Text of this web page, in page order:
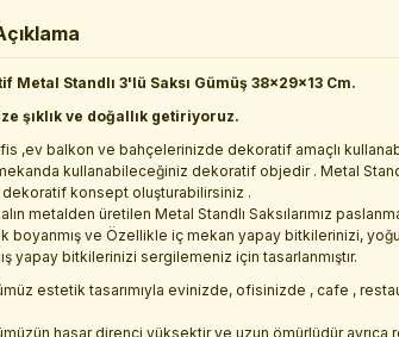
Metal Standlı 3'lü Saksı Gümüş 38x29x13 Cm.
şıklık ve doğallık getiriyoruz.
,ev balkon ve bahçelerinizde dekoratif amaçlı
kullanabileceğiniz dekoratif objedir . Metal
dekoratif konsept oluşturabilirsiniz .
metalden üretilen Metal Standlı Saksılarımız
boyanmış ve Özellikle iç mekan yapay bitkilerinizi,
yapay bitkilerinizi sergilemeniz için tasarlanmıştır.
estetik tasarımıyla evinizde, ofisinizde , cafe ,
hasar direnci yüksektir ve uzun ömürlüdür